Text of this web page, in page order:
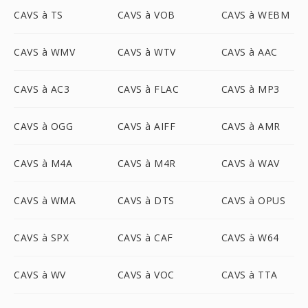
CAVS à TS CAVS à VOB CAVS à WEBM
CAVS à WMV CAVS à WTV CAVS à AAC
CAVS à AC3 CAVS à FLAC CAVS à MP3
CAVS à OGG CAVS à AIFF CAVS à AMR
CAVS à M4A CAVS à M4R CAVS à WAV
CAVS à WMA CAVS à DTS CAVS à OPUS
CAVS à SPX CAVS à CAF CAVS à W64
CAVS à WV CAVS à VOC CAVS à TTA